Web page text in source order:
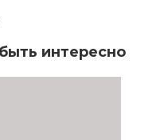
интересно